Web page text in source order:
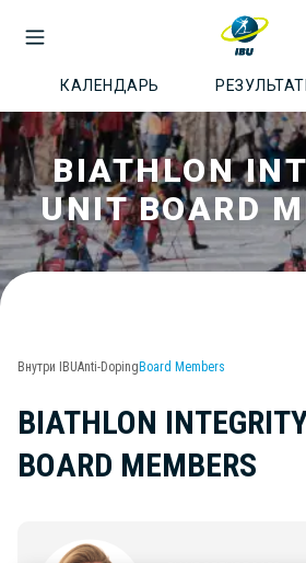
КАЛЕНДАРЬ
BIATHLON
UNIT BOARD
Внутри IBUAnti-Doping Board Members
BIATHLON
BOARD MEMBERS